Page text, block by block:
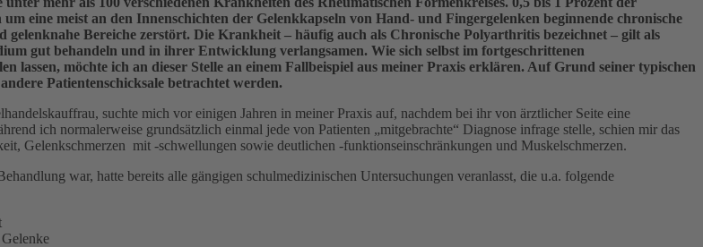
eine meist an den Innenschichten der Gelenkkapseln von Hand- und Fingergelenken beginnende chronische
gelenknahe Bereiche zerstört. Die Krankheit – häufig auch als Chronische Polyarthritis bezeichnet – gilt als
gut behandeln und in ihrer Entwicklung verlangsamen. Wie sich selbst im fortgeschrittenen
lassen, möchte ich an dieser Stelle an einem Fallbeispiel aus meiner Praxis erklären. Auf Grund seiner typischen
Patientenschicksale betrachtet werden.
suchte mich vor einigen Jahren in meiner Praxis auf, nachdem bei ihr von ärztlicher Seite eine
ich normalerweise grundsätzlich einmal jede von Patienten „mitgebrachte“ Diagnose infrage stelle, schien mir das
Gelenkschmerzen mit -schwellungen sowie deutlichen -funktionseinschränkungen und Muskelschmerzen.
war, hatte bereits alle gängigen schulmedizinischen Untersuchungen veranlasst, die u.a. folgende